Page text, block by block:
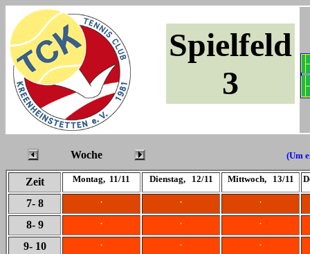
Spielfeld
3
Woche (Um
Zeit Montag, 11/11 Dienstag, 12/11 Mittwoch, 13/11
7- 8 . . .
8- 9 . . .
9- 10 . . .